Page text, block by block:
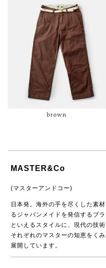
MASTER&Co
(マスターアンドコー)
日本発。海外の手を尽くした素
るジャパンメイドを発信するブ
といえるスタイルに、現代の技
それぞれのマスターの知恵をく
展開しています。